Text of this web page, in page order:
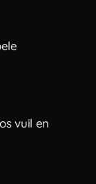
vuil en